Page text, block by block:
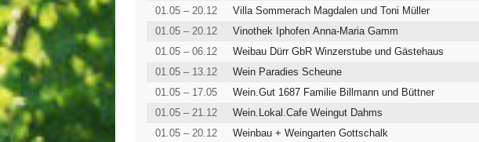
01.05 – 20.12
Villa Sommerach Magdalen und Toni Müller
01.05 – 20.12
Vinothek Iphofen Anna-Maria Gamm
01.05 – 06.12
Weibau Dürr GbR Winzerstube und Gästehaus
01.05 – 13.12
Wein Paradies Scheune
01.05 – 17.05
Wein.Gut 1687 Familie Billmann und Büttner
01.05 – 21.12
Wein.Lokal.Cafe Weingut Dahms
01.05 – 20.12
Weinbau + Weingarten Gottschalk